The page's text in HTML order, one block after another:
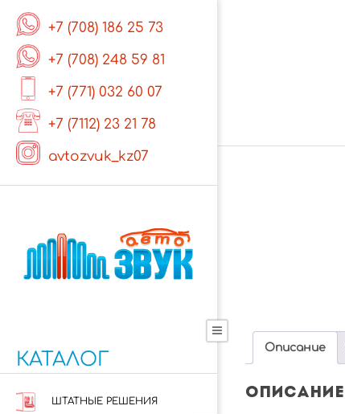
content
+7 (708) 186 25 73
+7 (708) 248 59 81
+7 (771) 032 60 07
+7 (7112) 23 21 78
avtozvuk_kz07
Menu
КАТАЛОГ
ШТАТНЫЕ РЕШЕНИЯ
Описание
Описание